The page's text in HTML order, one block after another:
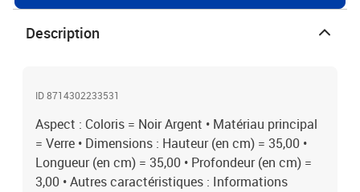
Description
ID 8714302233531
Aspect : Coloris = Noir Argent • Matériau principal
= Verre • Dimensions : Hauteur (en cm) = 35,00 •
Longueur (en cm) = 35,00 • Profondeur (en cm) =
3,00 • Autres caractéristiques : Informations